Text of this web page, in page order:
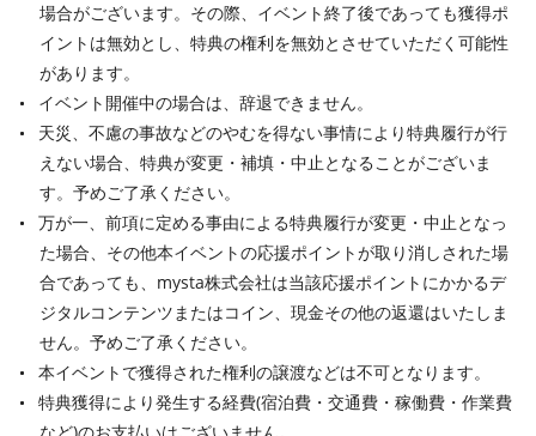
場合がございます。その際、イベント終了後であっても獲得ポ
イントは無効とし、特典の権利を無効とさせていただく可能性
があります。
イベント開催中の場合は、辞退できません。
天災、不慮の事故などのやむを得ない事情により特典履行が行
えない場合、特典が変更・補填・中止となることがございま
す。予めご了承ください。
万が一、前項に定める事由による特典履行が変更・中止となっ
た場合、その他本イベントの応援ポイントが取り消しされた場
合であっても、mysta株式会社は当該応援ポイントにかかるデ
ジタルコンテンツまたはコイン、現金その他の返還はいたしま
せん。予めご了承ください。
本イベントで獲得された権利の譲渡などは不可となります。
特典獲得により発生する経費(宿泊費・交通費・稼働費・作業費